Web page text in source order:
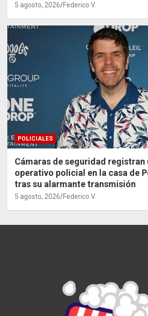
5 agosto, 2026 Federico V.
POLICIALES
Cámaras de seguridad registran
operativo policial en la casa de
tras su alarmante transmisión
5 agosto, 2026 Federico V.